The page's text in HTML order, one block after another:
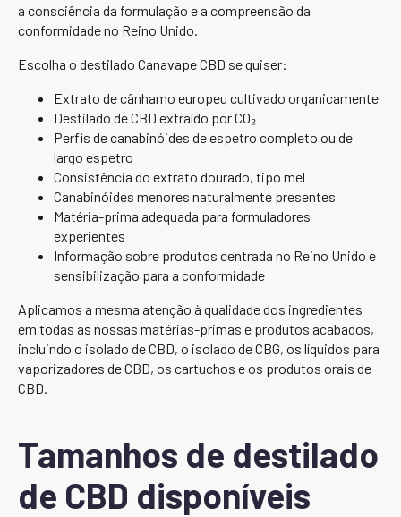
a consciência da formulação e a compreensão da
conformidade no Reino Unido.
Escolha o destilado Canavape CBD se quiser:
Extrato de cânhamo europeu cultivado organicamente
Destilado de CBD extraído por CO₂
Perfis de canabinóides de espetro completo ou de
largo espetro
Consistência do extrato dourado, tipo mel
Canabinóides menores naturalmente presentes
Matéria-prima adequada para formuladores
experientes
Informação sobre produtos centrada no Reino Unido e
sensibilização para a conformidade
Aplicamos a mesma atenção à qualidade dos ingredientes
em todas as nossas matérias-primas e produtos acabados,
incluindo o isolado de CBD, o isolado de CBG, os líquidos para
vaporizadores de CBD, os cartuchos e os produtos orais de
CBD.
Tamanhos de destilado
de CBD disponíveis